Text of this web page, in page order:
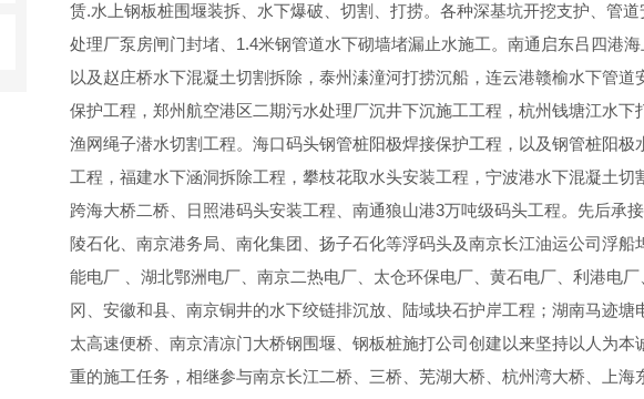
赁.水上钢板桩围堰装拆、水下爆破、切割、打捞。各种深基坑开挖支护、管
处理厂泵房闸门封堵、1.4米钢管道水下砌墙堵漏止水施工。南通启东吕四港
以及赵庄桥水下混凝土切割拆除，泰州溱潼河打捞沉船，连云港赣榆水下管
保护工程，郑州航空港区二期污水处理厂沉井下沉施工工程，杭州钱塘江水
渔网绳子潜水切割工程。海口码头钢管桩阳极焊接保护工程，以及钢管桩阳
工程，福建水下涵洞拆除工程，攀枝花取水头安装工程，宁波港水下混凝土
跨海大桥二桥、日照港码头安装工程、南通狼山港3万吨级码头工程。先后承
陵石化、南京港务局、南化集团、扬子石化等浮码头及南京长江油运公司浮
能电厂 、湖北鄂洲电厂、南京二热电厂、太仓环保电厂、黄石电厂、利港电
冈、安徽和县、南京铜井的水下绞链排沉放、陆域块石护岸工程；湖南马迹
太高速便桥、南京清凉门大桥钢围堰、钢板桩施打公司创建以来坚持以人为
重的施工任务，相继参与南京长江二桥、三桥、芜湖大桥、杭州湾大桥、上